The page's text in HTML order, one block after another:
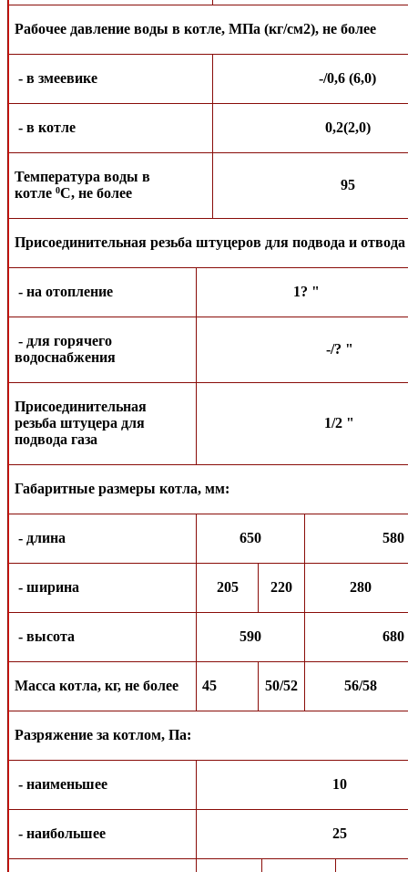
Рабочее давление воды в котле, МПа (кг/см2), не более
- в змеевике -/0,6 (6,0)
- в котле 0,2(2,0)
Температура воды в
котле 0С, не более
95
Присоединительная резьба штуцеров для подвода и
- на отопление 1? "
- для горячего
водоснабжения
-/? "
Присоединительная
резьба штуцера для
подвода газа
1/2 "
Габаритные размеры котла, мм:
- длина 650 580
- ширина 205 220 280
- высота 590 680
Масса котла, кг, не более 45 50/52 56/58
Разряжение за котлом, Па:
- наименьшее 10
- наибольшее 25